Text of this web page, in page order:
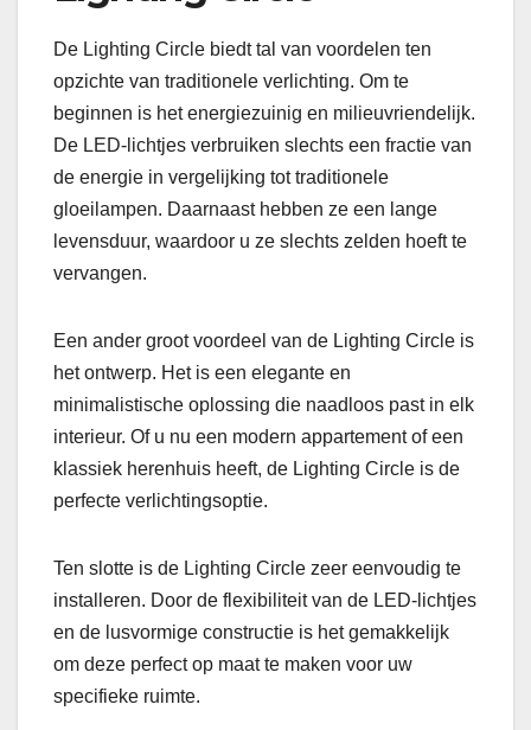
De Lighting Circle biedt tal van voordelen ten
opzichte van traditionele verlichting. Om te
beginnen is het energiezuinig en milieuvriendelijk.
De LED-lichtjes verbruiken slechts een fractie van
de energie in vergelijking tot traditionele
gloeilampen. Daarnaast hebben ze een lange
levensduur, waardoor u ze slechts zelden hoeft te
vervangen.
Een ander groot voordeel van de Lighting Circle is
het ontwerp. Het is een elegante en
minimalistische oplossing die naadloos past in elk
interieur. Of u nu een modern appartement of een
klassiek herenhuis heeft, de Lighting Circle is de
perfecte verlichtingsoptie.
Ten slotte is de Lighting Circle zeer eenvoudig te
installeren. Door de flexibiliteit van de LED-lichtjes
en de lusvormige constructie is het gemakkelijk
om deze perfect op maat te maken voor uw
specifieke ruimte.